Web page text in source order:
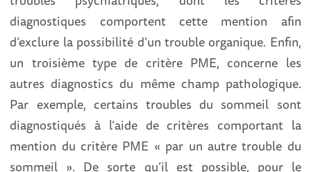
diagnostiques comportent cette mention afin
d’exclure la possibilité d’un trouble organique. Enfin,
un troisième type de critère PME, concerne les
autres diagnostics du même champ pathologique.
Par exemple, certains troubles du sommeil sont
diagnostiqués à l’aide de critères comportant la
mention du critère PME « par un autre trouble du
sommeil ». De sorte qu’il est possible, pour le